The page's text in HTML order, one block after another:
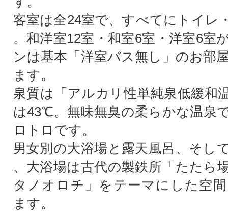
客室は全24室で、すべてにトイレ
。和洋室12室・和室6室・洋室6室
ンは基本「洋室バス無し」のお部
ます。
泉質は「アルカリ性単純泉低緩和
は43℃。無味無臭の柔らかな温泉
ロトロです。
男女別の大浴場と露天風呂、そし
、大浴場は古代の製鉄所「たたら
タノオロチ」をテーマにした空
ます。